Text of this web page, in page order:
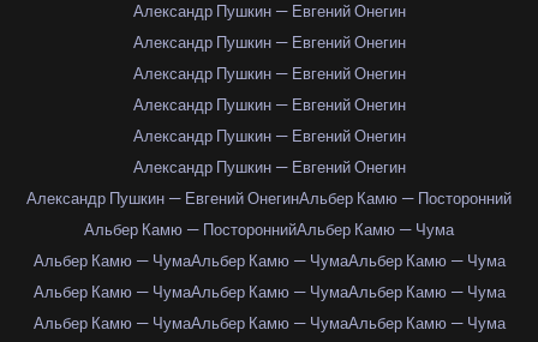
Александр Пушкин — Евгений Онегин
Александр Пушкин — Евгений Онегин
Александр Пушкин — Евгений Онегин
Александр Пушкин — Евгений Онегин
Александр Пушкин — Евгений Онегин
Александр Пушкин — Евгений Онегин
Александр Пушкин — Евгений ОнегинАльбер Камю — Посторонний
Альбер Камю — ПостороннийАльбер Камю — Чума
Альбер Камю — ЧумаАльбер Камю — ЧумаАльбер Камю — Чума
Альбер Камю — ЧумаАльбер Камю — ЧумаАльбер Камю — Чума
Альбер Камю — ЧумаАльбер Камю — ЧумаАльбер Камю — Чума